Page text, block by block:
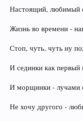
Настоящий, любимый
Жизнь во времени -
Стоп, чуть, чуть ну
И сединки как первый
И морщинки - лучами
Не хочу другого -